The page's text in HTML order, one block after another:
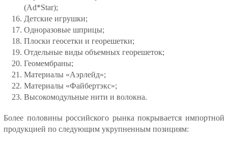
(Ad*Star);
Детские игрушки;
Одноразовые шприцы;
Плоски геосетки и георешетки;
Отдельные виды объемных георешеток;
Геомембраны;
Материалы «Аэрлейд»;
Материалы «Файбертэкс»;
Высокомодульные нити и волокна.
Более половины российского рынка покрывается импортной
продукцией по следующим укрупненным позициям: